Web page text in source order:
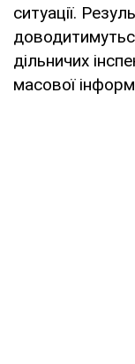
ситуації.
дільничих
масової